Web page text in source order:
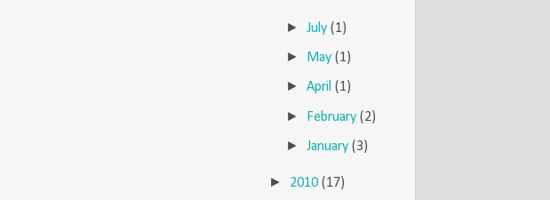
►July(1)
► May(1)
►April(1)
► February(2)
►January(3)
► 2010 (17)